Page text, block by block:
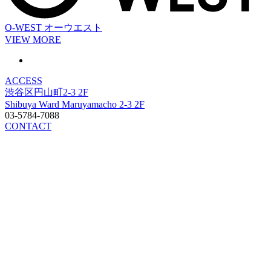
O-WEST オーウエスト
VIEW MORE
ACCESS
渋谷区円山町2-3 2F
Shibuya Ward Maruyamacho 2-3 2F
03-5784-7088
CONTACT